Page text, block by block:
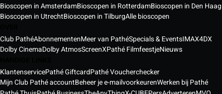
Bioscopen in AmsterdamBioscopen in RotterdamBioscopen in Den Haag
Bioscopen in UtrechtBioscopen in TilburgAlle bioscopen
Club PathéAbonnementenMeer van PathéSpecials & EventsIMAX4DX
Dolby CinemaDolby AtmosScreenXPathé FilmfeestjeNieuws
KlantenservicePathé GiftcardPathé Voucherchecker
Mijn Club Pathé accountBeheer je e-mailvoorkeurenWerken bij Pathé